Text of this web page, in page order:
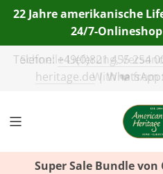
22 Jahre amerikanische
24/7-
Telefon: +49(0)821 455 254
heritage.de|
Super Sale Bundle